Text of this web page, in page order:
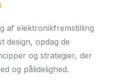
af elektronikfremstilling
design, opdag de
og strategier, der
og pålidelighed.